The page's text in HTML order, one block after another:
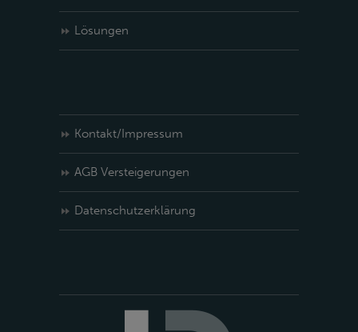
Lösungen
Kontakt/Impressum
AGB Versteigerungen
Datenschutzerklärung